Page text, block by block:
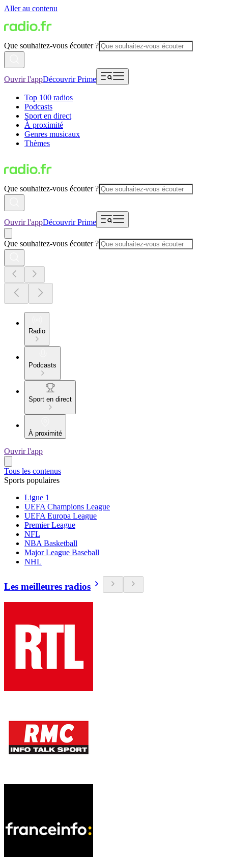
Aller au contenu
Que souhaitez-vous écouter ?
Ouvrir l'appDécouvrir Prime
Top 100 radios
Podcasts
Sport en direct
À proximité
Genres musicaux
Thèmes
Que souhaitez-vous écouter ?
Ouvrir l'appDécouvrir Prime
Que souhaitez-vous écouter ?
Radio
Podcasts
Sport en direct
À proximité
Ouvrir l'app
Tous les contenus
Sports populaires
Ligue 1
UEFA Champions League
UEFA Europa League
Premier League
NFL
NBA Basketball
Major League Baseball
NHL
Les meilleures radios